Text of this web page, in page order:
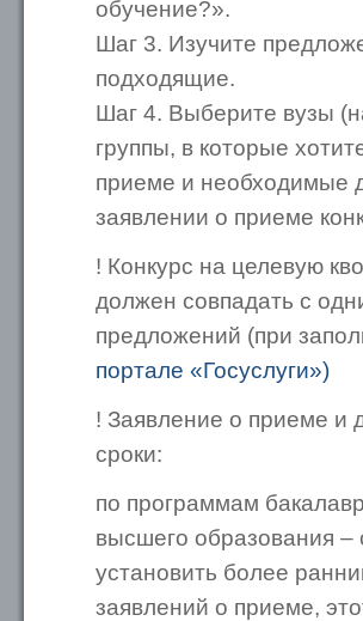
обучение?».
Шаг 3. Изучите
подходящие.
Шаг 4. Выберите вузы
группы, в которые
приеме и необходимые
заявлении о приеме
! Конкурс на целевую
должен совпадать с
предложений (при
портале «Госуслуги»)
! Заявление о приеме и
сроки:
по программам
высшего образования
установить более
заявлений о приеме,